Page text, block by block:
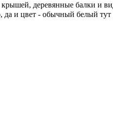
деревянные балки и
да и цвет - обычный белый